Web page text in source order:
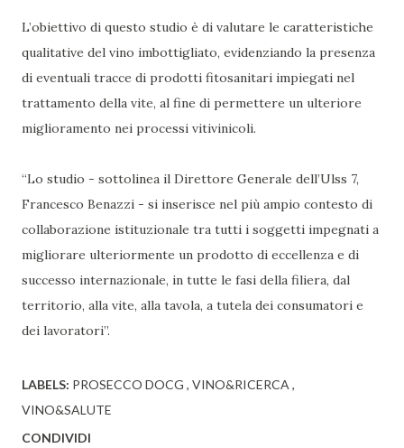
L’obiettivo di questo studio è di valutare le caratteristiche
qualitative del vino imbottigliato, evidenziando la presenza
di eventuali tracce di prodotti fitosanitari impiegati nel
trattamento della vite, al fine di permettere un ulteriore
miglioramento nei processi vitivinicoli.
“Lo studio - sottolinea il Direttore Generale dell’Ulss 7,
Francesco Benazzi - si inserisce nel più ampio contesto di
collaborazione istituzionale tra tutti i soggetti impegnati a
migliorare ulteriormente un prodotto di eccellenza e di
successo internazionale, in tutte le fasi della filiera, dal
territorio, alla vite, alla tavola, a tutela dei consumatori e
dei lavoratori”.
LABELS: PROSECCO DOCG VINO&RICERCA
VINO&SALUTE
CONDIVIDI